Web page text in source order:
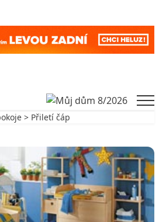
> Přiletí čáp